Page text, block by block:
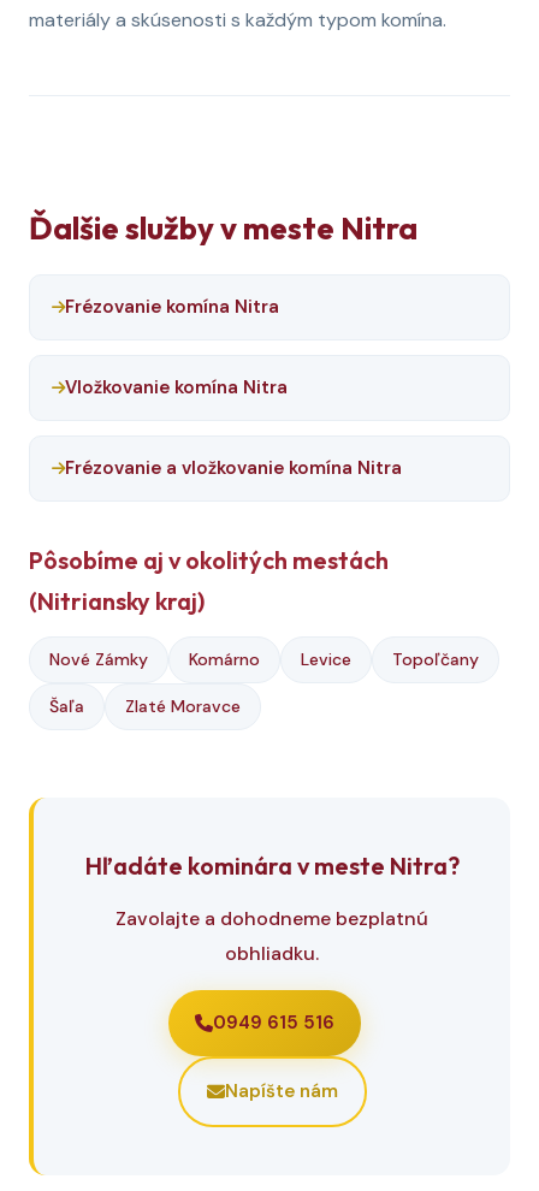
materiály a skúsenosti s každým typom komína.
Ďalšie služby v meste Nitra
Frézovanie komína Nitra
Vložkovanie komína Nitra
Frézovanie a vložkovanie komína Nitra
Pôsobíme aj v okolitých mestách
(Nitriansky kraj)
Nové Zámky Komárno Levice Topoľčany
Šaľa Zlaté Moravce
Hľadáte kominára v meste Nitra?
Zavolajte a dohodneme bezplatnú
obhliadku.
0949 615 516
Napíšte nám